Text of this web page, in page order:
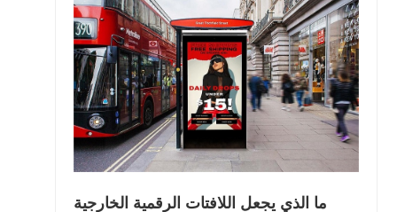
ما الذي يجعل اللافتات الرقمية الخارجية